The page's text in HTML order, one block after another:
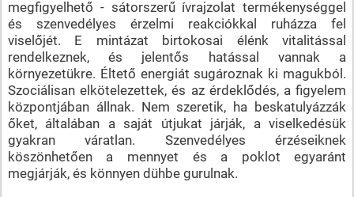
megfigyelhető - sátorszerű ívrajzolat termékenységgel
és szenvedélyes érzelmi reakciókkal ruházza fel
viselőjét. E mintázat birtokosai élénk vitalitással
rendelkeznek, és jelentős hatással vannak a
környezetükre. Éltető energiát sugároznak ki magukból.
Szociálisan elkötelezettek, és az érdeklődés, a figyelem
központjában állnak. Nem szeretik, ha beskatulyázzák
őket, általában a saját útjukat járják, a viselkedésük
gyakran váratlan. Szenvedélyes érzéseiknek
köszönhetően a mennyet és a poklot egyaránt
megjárják, és könnyen dühbe gurulnak.